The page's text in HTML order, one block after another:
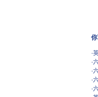
·
·
·
·
·